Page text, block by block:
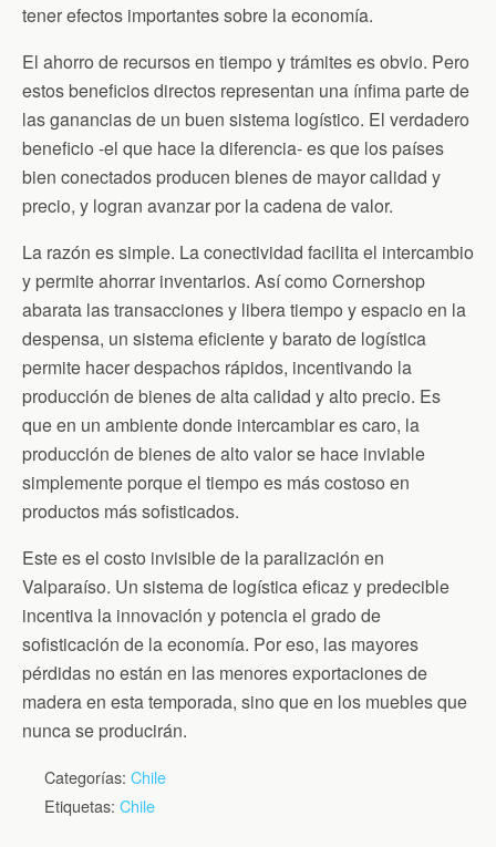
tener efectos importantes sobre la economía.
El ahorro de recursos en tiempo y trámites es obvio. Pero
estos beneficios directos representan una ínfima parte de
las ganancias de un buen sistema logístico. El verdadero
beneficio -el que hace la diferencia- es que los países
bien conectados producen bienes de mayor calidad y
precio, y logran avanzar por la cadena de valor.
La razón es simple. La conectividad facilita el intercambio
y permite ahorrar inventarios. Así como Cornershop
abarata las transacciones y libera tiempo y espacio en la
despensa, un sistema eficiente y barato de logística
permite hacer despachos rápidos, incentivando la
producción de bienes de alta calidad y alto precio. Es
que en un ambiente donde intercambiar es caro, la
producción de bienes de alto valor se hace inviable
simplemente porque el tiempo es más costoso en
productos más sofisticados.
Este es el costo invisible de la paralización en
Valparaíso. Un sistema de logística eficaz y predecible
incentiva la innovación y potencia el grado de
sofisticación de la economía. Por eso, las mayores
pérdidas no están en las menores exportaciones de
madera en esta temporada, sino que en los muebles que
nunca se producirán.
Categorías: Chile
Etiquetas: Chile